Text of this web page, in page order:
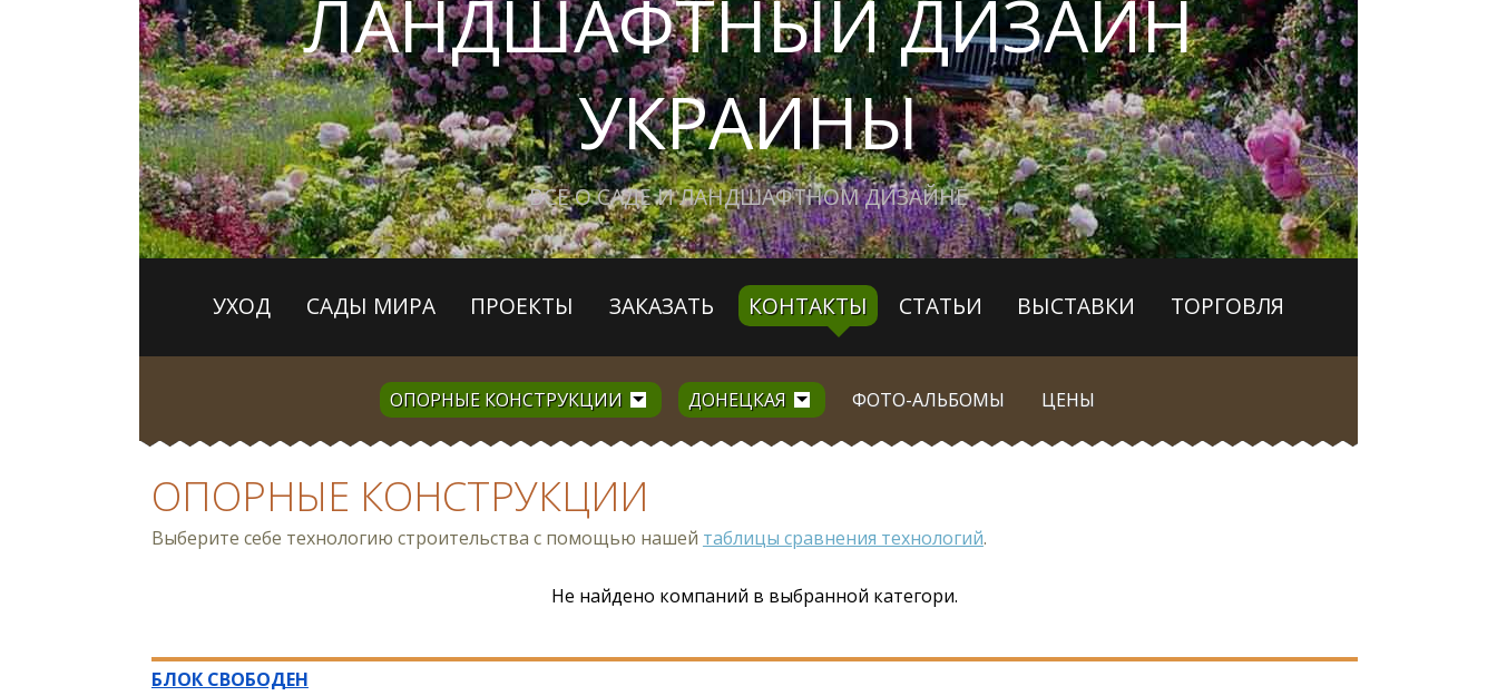
ЛАНДШАФТНЫЙ ДИЗАЙН
УКРАИНЫ
ВСЕ О САДЕ И ЛАНДШАФТНОМ ДИЗАЙНЕ
УХОД САДЫ МИРА ПРОЕКТЫ ЗАКАЗАТЬ КОНТАКТЫ СТАТЬИ ВЫСТАВКИ ТОРГОВЛЯ
ОПОРНЫЕ КОНСТРУКЦИИ ДОНЕЦКАЯ ФОТО-АЛЬБОМЫ ЦЕНЫ
ОПОРНЫЕ КОНСТРУКЦИИ
Выберите себе технологию строительства с помощью нашей таблицы сравнения технологий.
Не найдено компаний в выбранной категори.
БЛОК СВОБОДЕН